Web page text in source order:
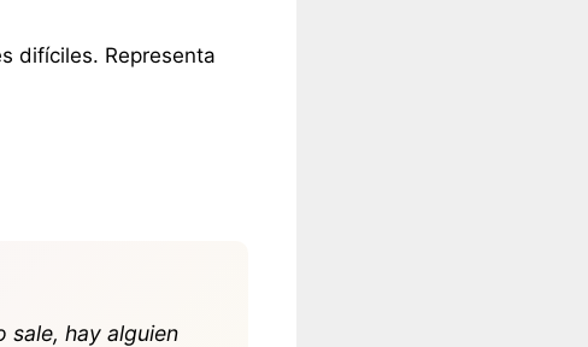
difíciles. Representa
sale, hay alguien